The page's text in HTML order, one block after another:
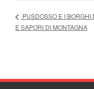
PUSDOSSO E I
E SAPORI DI MONTAGNA